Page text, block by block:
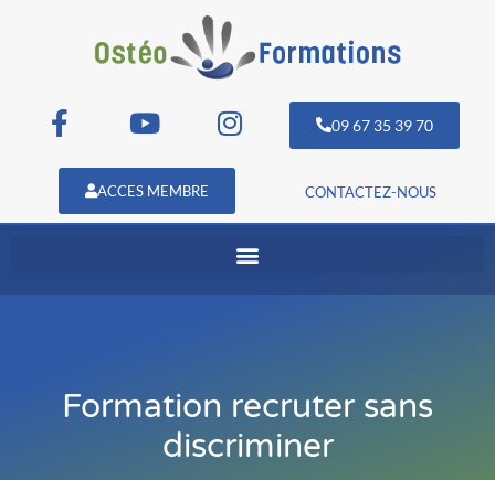
09 67 35 39 70
ACCES MEMBRE CONTACTEZ-NOUS
Formation recruter sans
discriminer